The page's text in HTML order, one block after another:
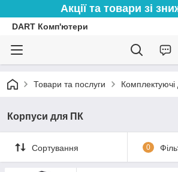
Акції та товари зі
DART Комп'ютери
Товари та послуги
Корпуси для ПК
Сортування 0